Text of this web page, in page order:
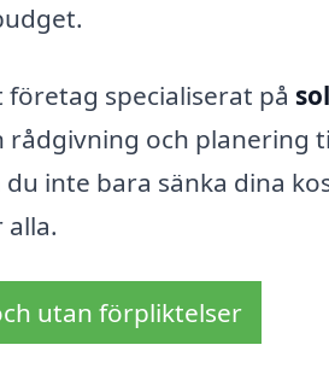
specialiserat på
rådgivning och planering
inte bara sänka dina
utan förpliktelser